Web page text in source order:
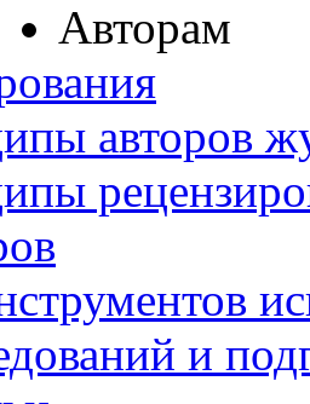
Авторам
авторов
и